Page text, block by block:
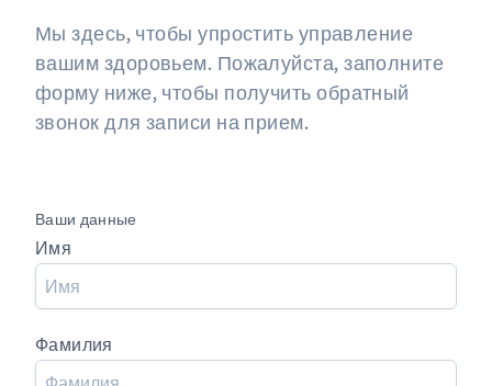
Мы здесь, чтобы упростить управление
вашим здоровьем. Пожалуйста, заполните
форму ниже, чтобы получить обратный
звонок для записи на прием.
Ваши данные
Имя
Фамилия